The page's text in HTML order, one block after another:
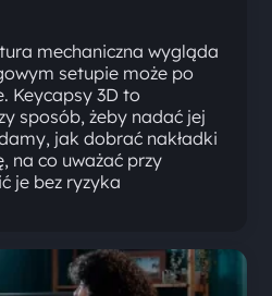
mechaniczna wygląda
setupie może po
Keycapsy 3D to
sposób, żeby nadać jej
jak dobrać nakładki
na co uważać przy
je bez ryzyka